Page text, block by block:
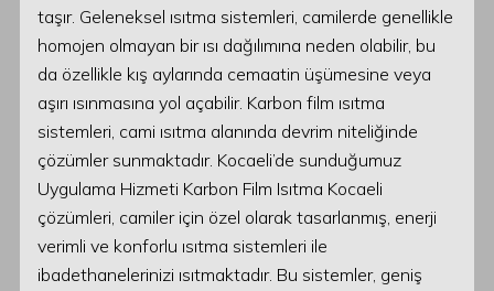
taşır. Geleneksel ısıtma sistemleri, camilerde genellikle
homojen olmayan bir ısı dağılımına neden olabilir, bu
da özellikle kış aylarında cemaatin üşümesine veya
aşırı ısınmasına yol açabilir. Karbon film ısıtma
sistemleri, cami ısıtma alanında devrim niteliğinde
çözümler sunmaktadır. Kocaeli’de sunduğumuz
Uygulama Hizmeti Karbon Film Isıtma Kocaeli
çözümleri, camiler için özel olarak tasarlanmış, enerji
verimli ve konforlu ısıtma sistemleri ile
ibadethanelerinizi ısıtmaktadır. Bu sistemler, geniş